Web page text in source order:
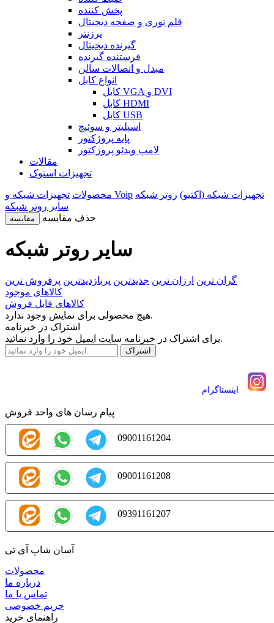
پخش کننده
قلم نوری و صفحه دیجیتال
پرزنتر
گیرنده دیجیتال
فرستنده گیرنده
مبدل و اتصالات سالن
انواع کابل
کابل VGA و DVI
کابل HDMI
کابل USB
اسپلیتر و سوئیچ
پایه پروژکتور
لامپ ویدئو پروژکتور
مقالات
تجهیزات استوک
محصولات تجهیزات شبکه و Voip تجهیزات شبکه (اکتیو) روتر شبکه
سایر روتر شبکه
مقایسه حذف مقایسه
سایر روتر شبکه
گران ترین ارزان ترین جدیدترین پربازدیدترین پرفروش ترین
کالاهای موجود
کالاهای قابل فروش
هیچ محصولی برای نمایش وجود ندارد.
اشتراک در خبرنامه
برای اشتراک در خبرنامه سایت ایمیل خود را وارد نمائید.
اينستاگرام
پیام رسان های واحد فروش
09001161204
09001161208
09391161207
آسان شاپ آی تی
محصولات
درباره ما
تماس با ما
حریم خصوصی
راهنمای خرید